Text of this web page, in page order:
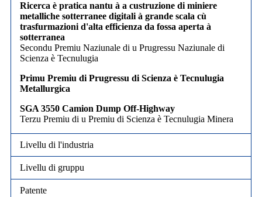
Ricerca è pratica nantu à a custruzione di miniere
metalliche sotterranee digitali à grande scala cù
trasfurmazioni d'alta efficienza da fossa aperta à
sotterranea
Secondu Premiu Naziunale di u Prugressu Naziunale di
Scienza è Tecnulugia
Primu Premiu di Prugressu di Scienza è Tecnulugia
Metallurgica
SGA 3550 Camion Dump Off-Highway
Terzu Premiu di u Premiu di Scienza è Tecnulugia Minera
Livellu di l'industria
Livellu di gruppu
Patente